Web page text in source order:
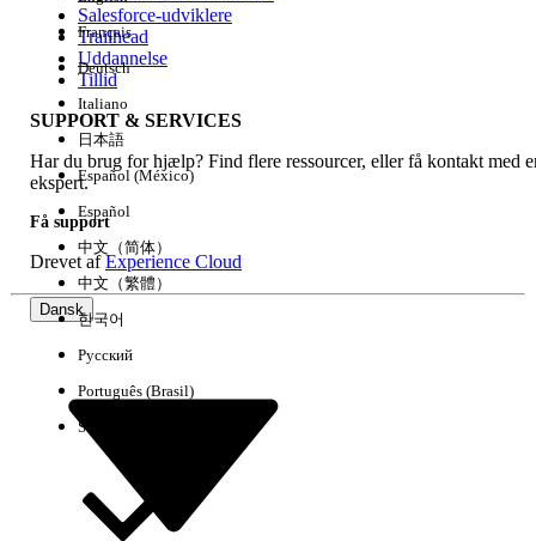
Experience
Ryd alle Udført
Salesforce-udviklere
Trailhead
Uddannelse
Tillid
SUPPORT & SERVICES
Har du brug for hjælp? Find flere ressourcer, eller få kontakt med
ekspert.
Få support
Drevet afExperience Cloud
Dansk
Français
Deutsch
Italiano
日本語
Español (México)
Español
中文（简体）
中文（繁體）
한국어
Русский
Português (Brasil)
Suomi